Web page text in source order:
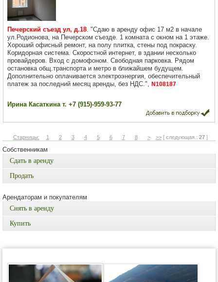
Печерский съезд ул, д.18. "Сдаю в аренду офис 17 м2 в начале
ул.Родионова, на Печерском съезде. 1 комната с окном на 1 этаже.
Хороший офисный ремонт, на полу плитка, стены под покраску.
Коридорная система. Скоростной интернет, в здании несколько
провайдеров. Вход с домофоном. Свободная парковка. Рядом
остановка общ.транспорта и метро в ближайшем будущем.
Дополнительно оплачивается электроэнергия, обеспечительный
платеж за последний месяц аренды, без НДС.", N108187
Ирина Касаткина т. +7 (915)-959-93-77
Старницы: 1 2 3 4 5 6 7 8 > >>[ следующая.: 27]
Собственникам
Сдать в аренду
Продать
Арендаторам и покупателям
Снять в аренду
Купить